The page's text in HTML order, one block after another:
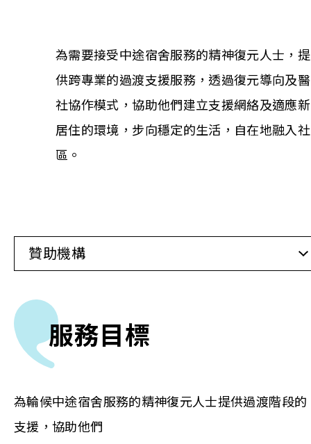
為需要接受中途宿舍服務的精神復元人士，提
供跨專業的過渡支援服務，透過復元導向及醫
社協作模式，協助他們建立支援網絡及適應新
居住的環境，步向穩定的生活，自在地融入社
區。
贊助機構
服務目標
為輪候中途宿舍服務的精神復元人士提供過渡階段的
支援，協助他們